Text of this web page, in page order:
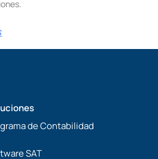
de Contabilidad
SAT